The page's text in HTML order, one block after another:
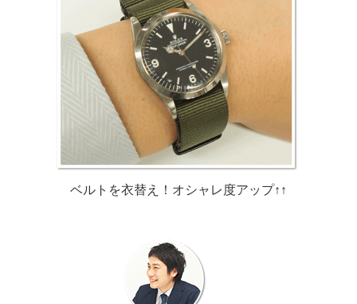
ベルトを衣替え！オシャレ度アップ↑↑